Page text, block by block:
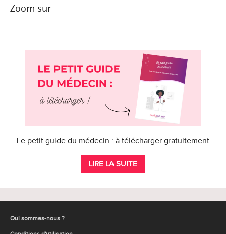
Zoom sur
Le petit guide du médecin : à télécharger gratuitement
LIRE LA SUITE
Qui sommes-nous ?